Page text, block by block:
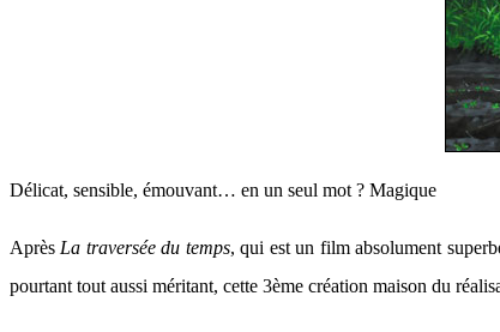
Délicat, sensible, émouvant… en un seul mot ? Magique
Après La traversée du temps, qui est un film absolument
pourtant tout aussi méritant, cette 3ème création maison du